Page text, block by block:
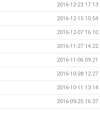
2016-12-23 17:13
2016-12-15 10:54
2016-12-07 16:10
2016-11-27 14:22
2016-11-06 09:21
2016-10-28 12:27
2016-10-11 13:14
2016-09-25 16:37